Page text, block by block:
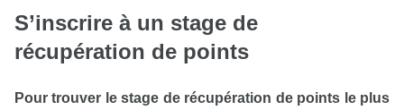
S’inscrire à un stage de
récupération de points
Pour trouver le stage de récupération de points le plus